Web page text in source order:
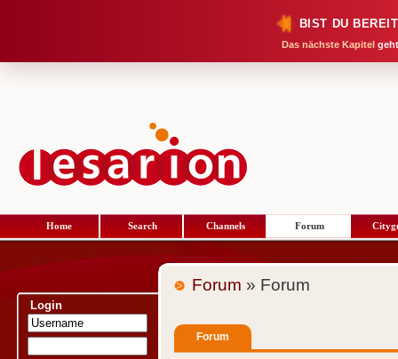
BIST DU
Das nächste Kapitel
Home Search Channels Forum
Login
Forum » Forum
Forum